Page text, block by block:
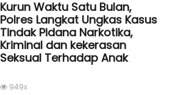
Kurun Waktu Satu Bulan,
Polres Langkat Ungkas Kasus
Tindak Pidana Narkotika,
Kriminal dan kekerasan
Seksual Terhadap Anak
949x